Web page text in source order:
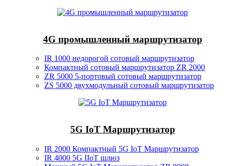
4G промышленный маршрутизатор
IR 1000 недорогой сотовый маршрутизатор
Компактный сотовый маршрутизатор ZR 2000
ZR 5000 5-портовый сотовый маршрутизатор
ZS 5000 двухмодульный сотовый маршрутизатор
5G IoT Маршрутизатор
IR 2000 Компактный 5G IoT Маршрутизатор
IR 4000 5G IIoT шлюз